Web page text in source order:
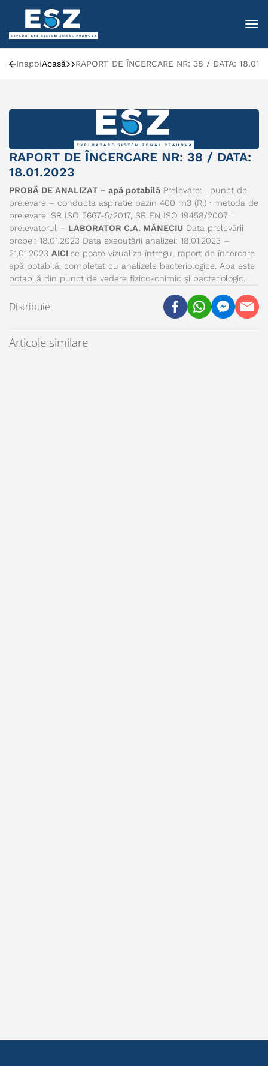
InapoiAcasă RAPORT DE ÎNCERCARE NR: 38 / DATA:
RAPORT DE ÎNCERCARE NR: 38 / DATA:
18.01.2023
PROBĂ DE ANALIZAT – apă potabilă Prelevare: . punct de
prelevare – conducta aspiratie bazin 400 m3 (R,) · metoda de
prelevare· SR ISO 5667-5/2017, SR EN ISO 19458/2007 ·
prelevatorul – LABORATOR C.A. MĂNECIU Data prelevării
probei: 18.01.2023 Data executării analizei: 18.01.2023 –
21.01.2023 AICI se poate vizualiza întregul raport de încercare
apă potabilă, completat cu analizele bacteriologice. Apa este
potabilă din punct de vedere fizico-chimic și bacteriologic.
Distribuie
Articole similare